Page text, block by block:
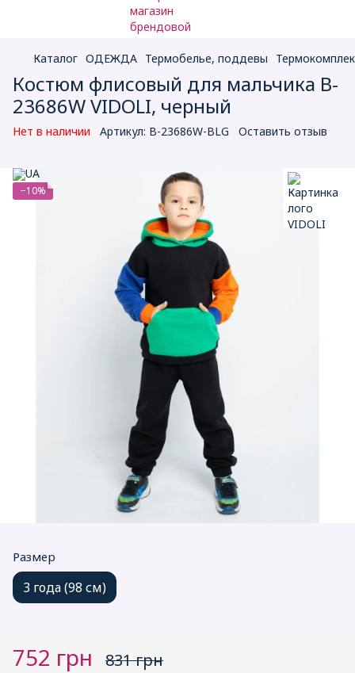
Каталог ОДЕЖДА Термобелье, поддевы
Костюм флисовый для мальчика B-
23686W VIDOLI, черный
Нет в наличии Артикул: B-23686W-BLG Оставить отзыв
−10%
Размер
3 года (98 см)
752 грн 831 грн